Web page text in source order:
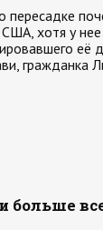
пересадке
хотя у
её
гражданка
больше